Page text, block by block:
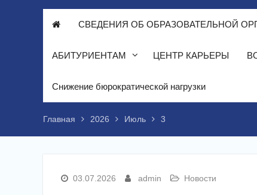
СВЕДЕНИЯ ОБ ОБРАЗОВАТЕЛЬНОЙ
АБИТУРИЕНТАМ ЦЕНТР КАРЬЕРЫ
Снижение бюрократической нагрузки
Главная 2026 Июль 3
03.07.2026 admin Новости